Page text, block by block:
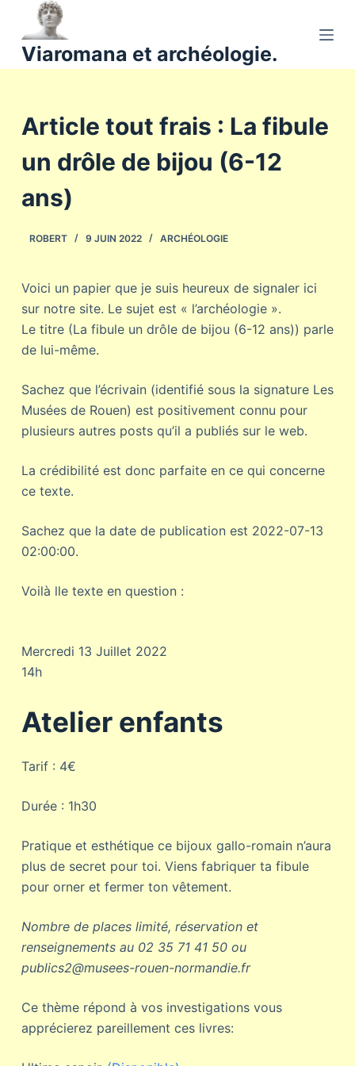
a
u
o
n
u
Viaromana et archéologie.
Article tout frais : La fibule
un drôle de bijou (6-12
ans)
ROBERT 9 JUIN 2022 ARCHÉOLOGIE
Voici un papier que je suis heureux de signaler ici
sur notre site. Le sujet est « l’archéologie ».
Le titre (La fibule un drôle de bijou (6-12 ans)) parle
de lui-même.
Sachez que l’écrivain (identifié sous la signature Les
Musées de Rouen) est positivement connu pour
plusieurs autres posts qu’il a publiés sur le web.
La crédibilité est donc parfaite en ce qui concerne
ce texte.
Sachez que la date de publication est 2022-07-13
02:00:00.
Voilà lle texte en question :
Mercredi 13 Juillet 2022
14h
Atelier enfants
Tarif : 4€
Durée : 1h30
Pratique et esthétique ce bijoux gallo-romain n’aura
plus de secret pour toi. Viens fabriquer ta fibule
pour orner et fermer ton vêtement.
Nombre de places limité, réservation et
renseignements au 02 35 71 41 50 ou
publics2@musees-rouen-normandie.fr
Ce thème répond à vos investigations vous
apprécierez pareillement ces livres: